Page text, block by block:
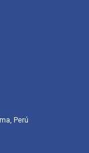
Perú